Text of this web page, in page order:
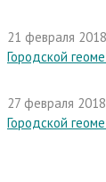
21 февраля
Городской
27 февраля
Городской